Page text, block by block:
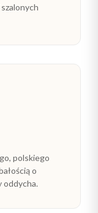
polskiego
o
oddycha.